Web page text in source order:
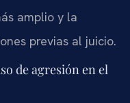
amplio y la
previas al juicio.
de agresión en el